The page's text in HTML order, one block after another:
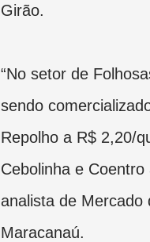
Girão.
“No setor de
sendo
Repolho a R$ 2,20/
Cebolinha e
analista de Mercado
Maracanaú.